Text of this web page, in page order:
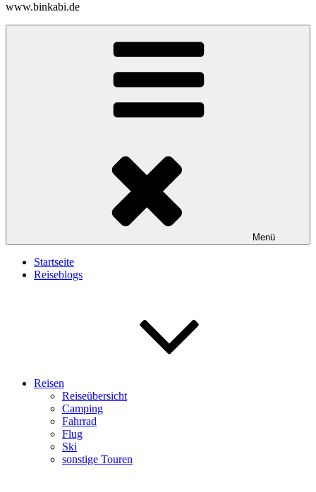
www.binkabi.de
Menü
Startseite
Reiseblogs
Reisen
Reiseübersicht
Camping
Fahrrad
Flug
Ski
sonstige Touren